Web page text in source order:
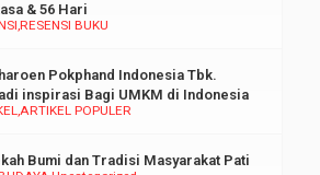
Nasional (LKTN), Inovasi
RESENSI BUKU
& 56 Hari
ARTIKEL POPULER
Pokphand Indonesia Tbk.
inspirasi Bagi UMKM di Indonesia
Bumi dan Tradisi Masyarakat Pati